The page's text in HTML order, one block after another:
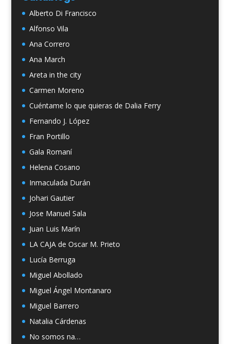
Alberto Di Francisco
Alfonso Vila
Ana Correro
Ana March
Areta in the city
Carmen Moreno
Cuéntame lo que quieras de Dalia Ferry
Fernando J. López
Fran Portillo
Gala Romaní
Helena Cosano
Inmaculada Durán
Johari Gautier
Jose Manuel Sala
Juan Luis Marín
LA CAJA de Oscar M. Prieto
Lucía Berruga
Miguel Abollado
Miguel Ángel Montanaro
Miguel Barrero
Natalia Cárdenas
No somos na…